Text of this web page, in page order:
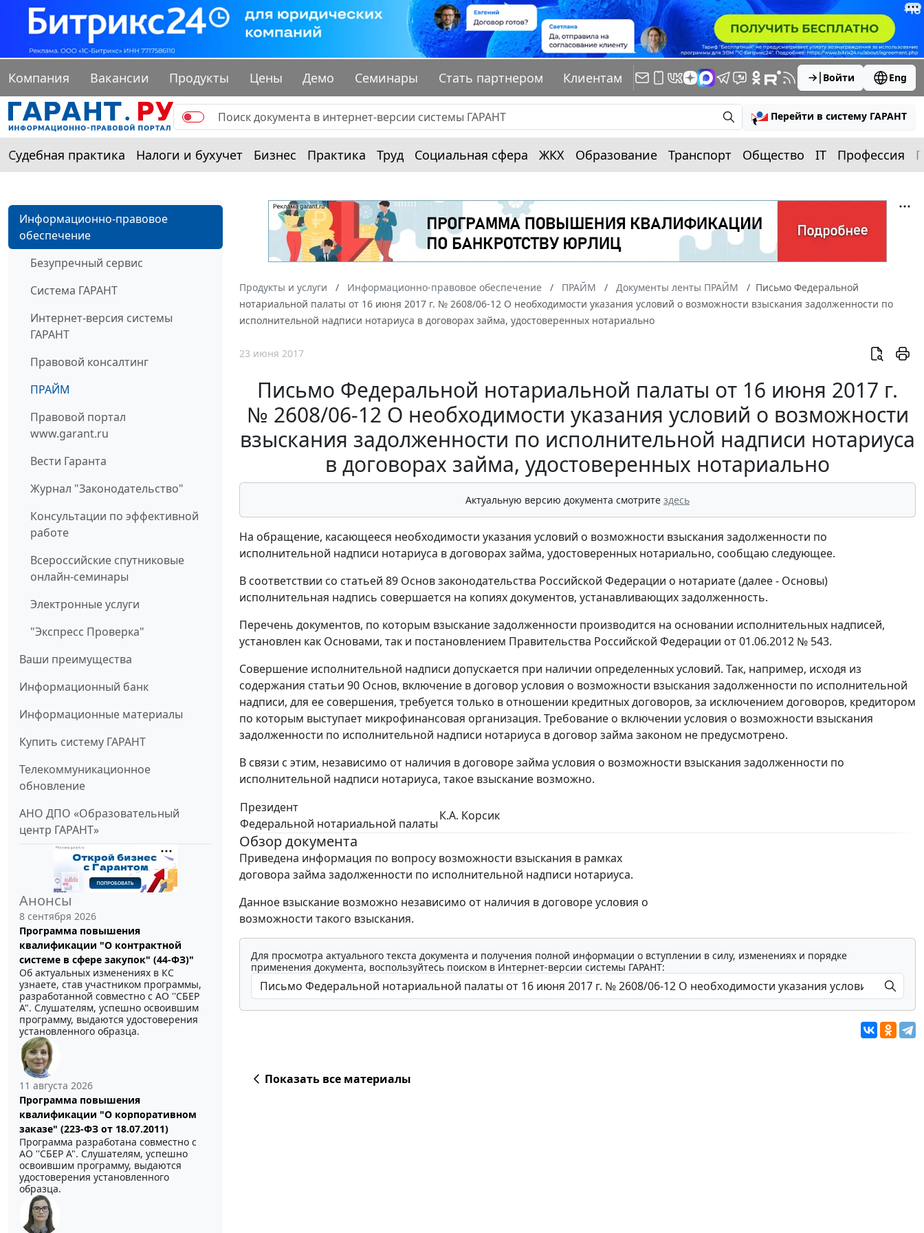
Компания Вакансии Продукты Цены Демо Семинары Стать партнером Клиентам Войти Eng
Перейти в систему ГАРАНТ
Судебная практика Налоги и бухучет Бизнес Практика Труд Социальная сфера ЖКХ Образование Транспорт Общество IT Профессия
Информационно-правовое
обеспечение
Безупречный сервис
Система ГАРАНТ
Интернет-версия системы
ГАРАНТ
Правовой консалтинг
ПРАЙМ
Правовой портал
www.garant.ru
Вести Гаранта
Журнал "Законодательство"
Консультации по эффективной
работе
Всероссийские спутниковые
онлайн-семинары
Электронные услуги
"Экспресс Проверка"
Ваши преимущества
Информационный банк
Информационные материалы
Купить систему ГАРАНТ
Телекоммуникационное
обновление
АНО ДПО «Образовательный
центр ГАРАНТ»
Анонсы
8 сентября 2026
Программа повышения
квалификации "О контрактной
системе в сфере закупок" (44-ФЗ)"
Об актуальных изменениях в КС
узнаете, став участником программы,
разработанной совместно с АО ''СБЕР
А". Слушателям, успешно освоившим
программу, выдаются удостоверения
установленного образца.
11 августа 2026
Программа повышения
квалификации "О корпоративном
заказе" (223-ФЗ от 18.07.2011)
Программа разработана совместно с
АО ''СБЕР А". Слушателям, успешно
освоившим программу, выдаются
удостоверения установленного
образца.
Продукты и услуги Информационно-правовое обеспечение ПРАЙМ Документы ленты ПРАЙМ
Письмо Федеральной
нотариальной палаты от 16 июня 2017 г. № 2608/06-12 О необходимости указания условий о возможности взыскания задолженности по
исполнительной надписи нотариуса в договорах займа, удостоверенных нотариально
23 июня 2017
Письмо Федеральной нотариальной палаты от 16 июня 2017 г.
№ 2608/06-12 О необходимости указания условий о возможности
взыскания задолженности по исполнительной надписи нотариуса
в договорах займа, удостоверенных нотариально
Актуальную версию документа смотрите здесь
На обращение, касающееся необходимости указания условий о возможности взыскания задолженности по
исполнительной надписи нотариуса в договорах займа, удостоверенных нотариально, сообщаю следующее.
В соответствии со статьей 89 Основ законодательства Российской Федерации о нотариате (далее - Основы)
исполнительная надпись совершается на копиях документов, устанавливающих задолженность.
Перечень документов, по которым взыскание задолженности производится на основании исполнительных надписей,
установлен как Основами, так и постановлением Правительства Российской Федерации от 01.06.2012 № 543.
Совершение исполнительной надписи допускается при наличии определенных условий. Так, например, исходя из
содержания статьи 90 Основ, включение в договор условия о возможности взыскания задолженности по исполнительной
надписи, для ее совершения, требуется только в отношении кредитных договоров, за исключением договоров, кредитором
по которым выступает микрофинансовая организация. Требование о включении условия о возможности взыскания
задолженности по исполнительной надписи нотариуса в договор займа законом не предусмотрено.
В связи с этим, независимо от наличия в договоре займа условия о возможности взыскания задолженности по
исполнительной надписи нотариуса, такое взыскание возможно.
Президент
Федеральной нотариальной палаты
К.А. Корсик
Обзор документа
Приведена информация по вопросу возможности взыскания в рамках
договора займа задолженности по исполнительной надписи нотариуса.
Данное взыскание возможно независимо от наличия в договоре условия о
возможности такого взыскания.
Для просмотра актуального текста документа и получения полной информации о вступлении в силу, изменениях и порядке
применения документа, воспользуйтесь поиском в Интернет-версии системы ГАРАНТ:
Показать все материалы